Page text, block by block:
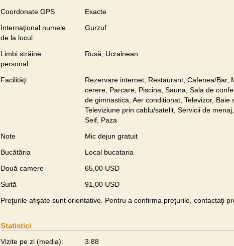
Coordonate GPS
Exacte
Internaţional numele
de la locul
Gurzuf
Limbi străine
personal
Rusă, Ucrainean
Facilităţi
Rezervare internet, Restaurant, Cafenea/Bar,
cerere, Parcare, Piscina, Sauna, Sala de
de gimnastica, Aer conditionat, Televizor, Baie
Televiziune prin cablu/satelit, Servicii de
Seif, Paza
Note
Mic dejun gratuit
Bucătăria
Local bucataria
Două camere
65,00 USD
Suită
91,00 USD
Preţurile afişate sunt orientative. Pentru a confirma preţurile, contactaţi
Statistici
Vizite pe zi (media):
3.88